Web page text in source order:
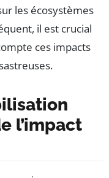
les écosystèmes
il est crucial
ces impacts
l’impact